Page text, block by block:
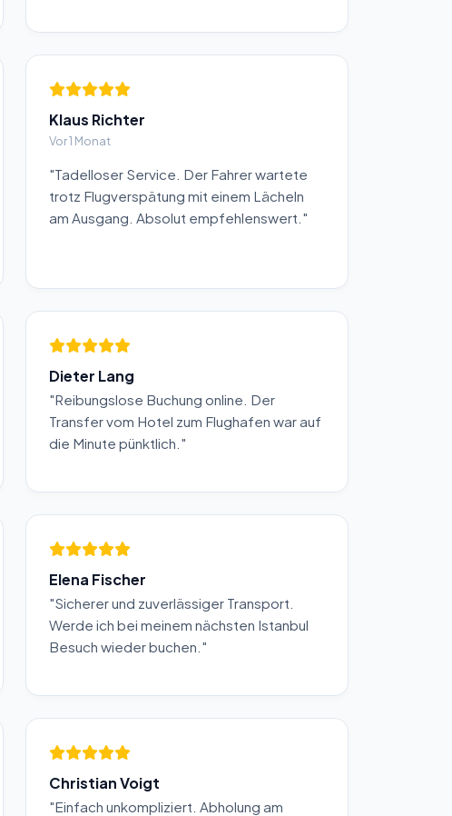
Klaus Richter
Vor 1 Monat
"Tadelloser Service. Der Fahrer wartete
trotz Flugverspätung mit einem Lächeln
am Ausgang. Absolut empfehlenswert."
Dieter Lang
"Reibungslose Buchung online. Der
Transfer vom Hotel zum Flughafen war auf
die Minute pünktlich."
Elena Fischer
"Sicherer und zuverlässiger Transport.
Werde ich bei meinem nächsten Istanbul
Besuch wieder buchen."
Christian Voigt
"Einfach unkompliziert. Abholung am